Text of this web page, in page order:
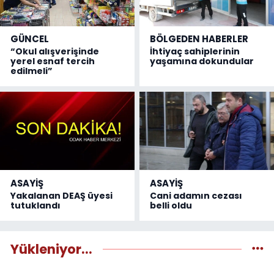
GÜNCEL
“Okul alışverişinde
yerel esnaf tercih
edilmeli”
BÖLGEDEN HABERLER
İhtiyaç sahiplerinin
yaşamına dokundular
ASAYİŞ
Yakalanan DEAŞ üyesi
tutuklandı
ASAYİŞ
Cani adamın cezası
belli oldu
Yükleniyor...